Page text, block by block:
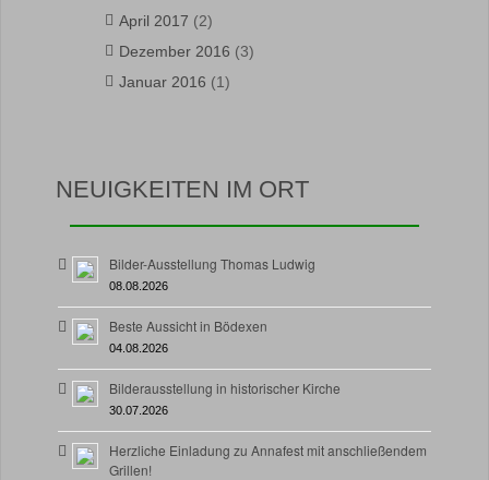
April 2017 (2)
Dezember 2016 (3)
Januar 2016 (1)
NEUIGKEITEN IM ORT
Bilder-Ausstellung Thomas Ludwig
08.08.2026
Beste Aussicht in Bödexen
04.08.2026
Bilderausstellung in historischer Kirche
30.07.2026
Herzliche Einladung zu Annafest mit anschließendem
Grillen!